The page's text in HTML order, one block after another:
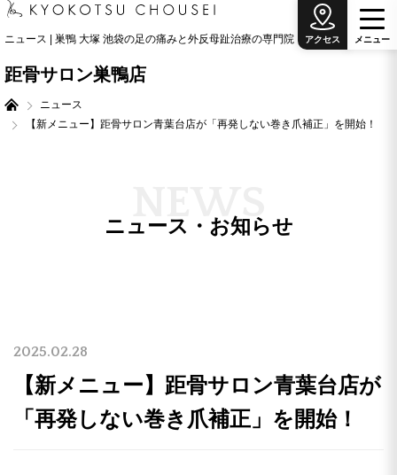
ニュース | 巣鴨 大塚 池袋の足の痛みと外反母趾治療の専門院
距骨サロン巣鴨店
ニュース
【新メニュー】距骨サロン青葉台店が「再発しない巻き爪補正」を開始！
メニ ュ ー
アクセス
ニュース・お知らせ
W S
2025.02.28
【新メニュー】距骨サロン青葉台店が
「再発しない巻き爪補正」を開始！